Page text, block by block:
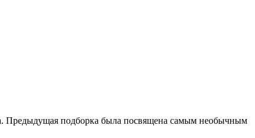
Предыдущая подборка была посвящена самым необычным